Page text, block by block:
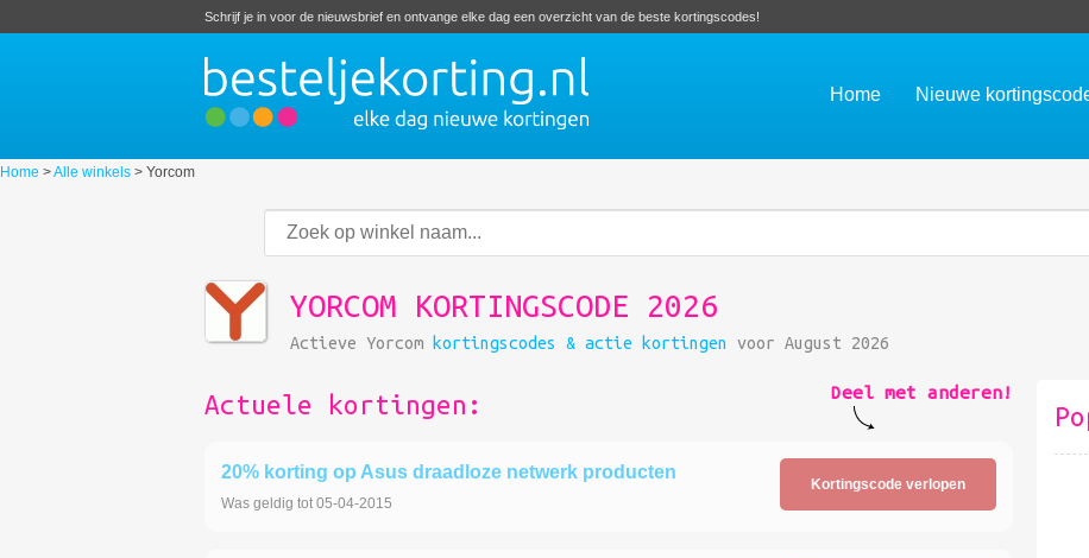
Schrijf je in voor de nieuwsbrief en ontvange elke dag een overzicht van de beste kortingscodes!
Home Nieuwe
Home >Alle winkels > Yorcom
YORCOM KORTINGSCODE 2026
Actieve Yorcom kortingscodes & actie kortingen voor August 2026
Actuele kortingen: Deel met anderen!
20% korting op Asus draadloze netwerk producten
Kortingscode verlopen
Was geldig tot 05-04-2015